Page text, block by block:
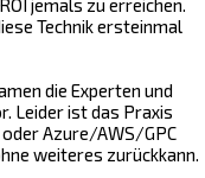
jemals zu erreichen.
Technik ersteinmal
die Experten und
Leider ist das Praxis
Azure/AWS/GPC
weiteres zurückkann.